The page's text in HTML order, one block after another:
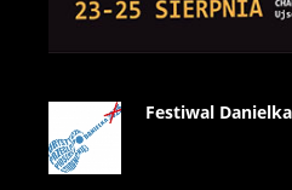
Festiwal